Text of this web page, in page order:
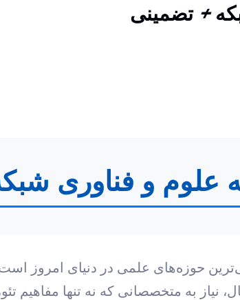
+ تضمینی
علوم و فناوری
حوزه‌های علمی در دنیای امروز
نیاز به متخصصانی که نه تنها مفاهیم